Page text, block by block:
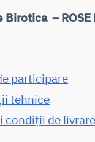
– ROSE
participare
tehnice
condiții de livrare